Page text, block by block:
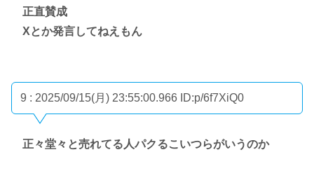
正直賛成
Xとか発言してねえもん
9 : 2025/09/15(月) 23:55:00.966 ID:p/6f7XiQ0
正々堂々と売れてる人パクるこいつらがいうのか